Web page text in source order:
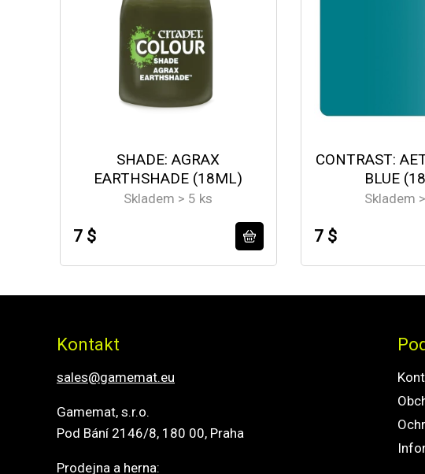
SHADE: AGRAX
EARTHSHADE (18ML)
Skladem > 5 ks
7 $
CONTRAST:
BLUE
Skladem
7 $
Kontakt
sales@gamemat.eu
Gamemat, s.r.o.
Pod Bání 2146/8, 180 00, Praha
Prodejna a herna: